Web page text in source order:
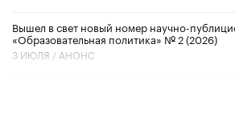
Вышел в свет новый номер научно-
«Образовательная политика» № 2 (2026)
3 ИЮЛЯ / АНОНС